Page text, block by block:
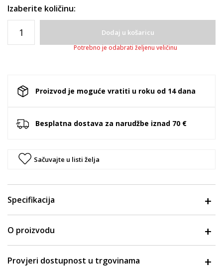
Izaberite količinu:
Dodaj u košaricu
Potrebno je odabrati željenu veličinu
Proizvod je moguće vratiti u roku od 14 dana
Besplatna dostava za narudžbe iznad 70 €
Sačuvajte u listi želja
Specifikacija
O proizvodu
Provjeri dostupnost u trgovinama